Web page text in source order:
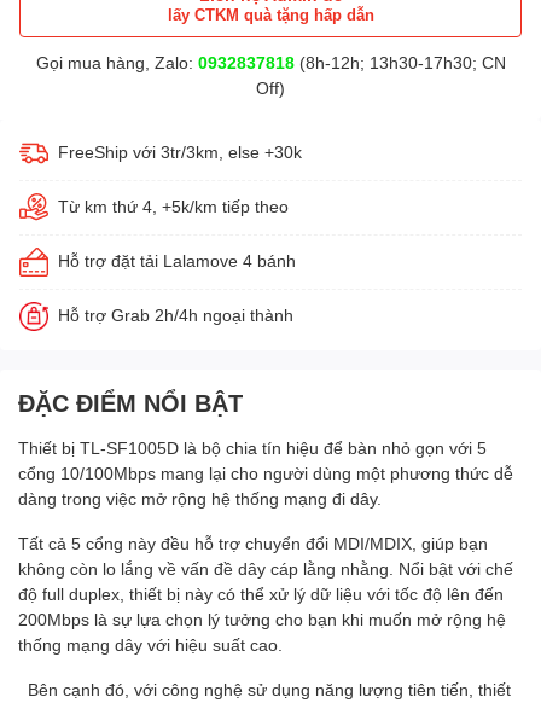
lấy CTKM quà tặng hấp dẫn
Gọi mua hàng, Zalo: 0932837818(8h-12h; 13h30-17h30; CN
Off)
FreeShip với 3tr/3km, else +30k
Từ km thứ 4, +5k/km tiếp theo
Hỗ trợ đặt tải Lalamove 4 bánh
Hỗ trợ Grab 2h/4h ngoại thành
ĐẶC ĐIỂM NỔI BẬT
Thiết bị TL-SF1005D là bộ chia tín hiệu để bàn nhỏ gọn với 5
cổng 10/100Mbps mang lại cho người dùng một phương thức dễ
dàng trong việc mở rộng hệ thống mạng đi dây.
Tất cả 5 cổng này đều hỗ trợ chuyển đổi MDI/MDIX, giúp bạn
không còn lo lắng về vấn đề dây cáp lằng nhằng. Nổi bật với chế
độ full duplex, thiết bị này có thể xử lý dữ liệu với tốc độ lên đến
200Mbps là sự lựa chọn lý tưởng cho bạn khi muốn mở rộng hệ
thống mạng dây với hiệu suất cao.
Bên cạnh đó, với công nghệ sử dụng năng lượng tiên tiến, thiết